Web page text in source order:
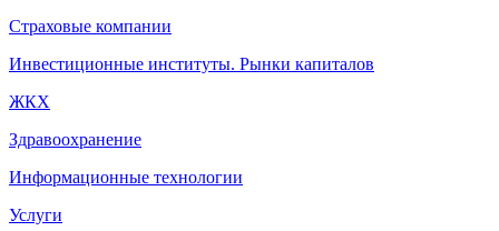
Страховые компании
Инвестиционные институты. Рынки капиталов
ЖКХ
Здравоохранение
Информационные технологии
Услуги